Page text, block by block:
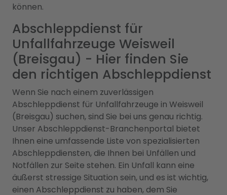
können.
Abschleppdienst für
Unfallfahrzeuge Weisweil
(Breisgau) - Hier finden Sie
den richtigen Abschleppdienst
Wenn Sie nach einem zuverlässigen
Abschleppdienst für Unfallfahrzeuge in Weisweil
(Breisgau) suchen, sind Sie bei uns genau richtig.
Unser Abschleppdienst-Branchenportal bietet
Ihnen eine umfassende Liste von spezialisierten
Abschleppdiensten, die Ihnen bei Unfällen und
Notfällen zur Seite stehen. Ein Unfall kann eine
äußerst stressige Situation sein, und es ist wichtig,
einen Abschleppdienst zu haben, dem Sie